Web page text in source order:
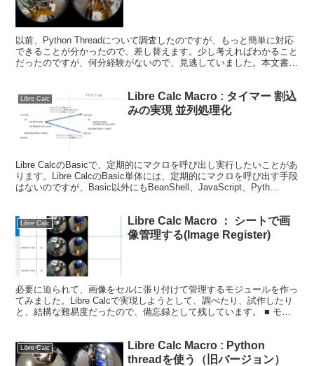
以前、Python Threadについて調査したのですが、もっと簡単に対応
できることが分かったので、差し替えます。少し考えればわかること
だったのですが、何分経験がないので、見逃していました。本文書で
Libre Calc
Libre Calc Macro : タイマー 割込
みの実現 並列処理化
Libre CalcのBasicで、定期的にマクロを呼び出し実行したいことがあ
ります。Libre CalcのBasic単体には、定期的にマクロを呼び出す手段
はないのですが、Basic以外にもBeanShell、JavaScript、Pyth...
Libre Calc
Libre Calc Macro ： シートで画
像管理する(Image Register)
必要に迫られて、画像をセルに張り付けて管理するモジュールを作っ
てみました。Libre Calcで実現しようとして、調べたり、試作したり
と、結構な難易度だったので、備忘録として残しています。 ■ モジ
Libre Calc
Libre Calc Macro : Python
threadを使う（旧バージョン）